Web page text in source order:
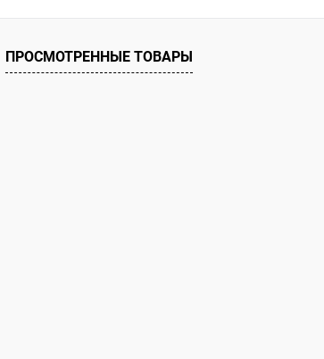
Под заказ
ПРОСМОТРЕННЫЕ ТОВАРЫ